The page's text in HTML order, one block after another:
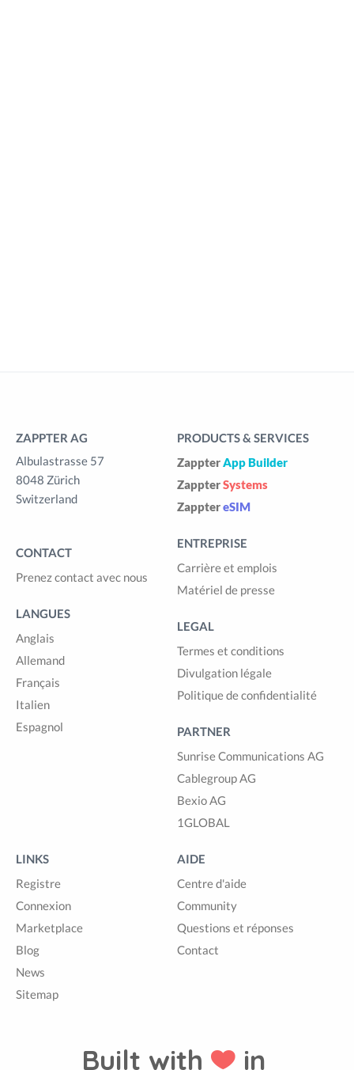
ZAPPTER AG
Albulastrasse 57
8048 Zürich
Switzerland
CONTACT
Prenez contact avec nous
LANGUES
Anglais
Allemand
Français
Italien
Espagnol
PRODUCTS & SERVICES
ZappterApp Builder
ZappterSystems
ZapptereSIM
ENTREPRISE
Carrière et emplois
Matériel de presse
LEGAL
Termes et conditions
Divulgation légale
Politique de confidentialité
PARTNER
Sunrise Communications AG
Cablegroup AG
Bexio AG
1GLOBAL
LINKS
Registre
Connexion
Marketplace
Blog
News
Sitemap
AIDE
Centre d'aide
Community
Questions et réponses
Contact
Built with in